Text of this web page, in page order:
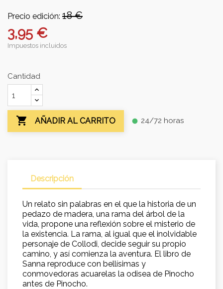
Precio edición: 18 €
3,95 €
Impuestos incluidos
Cantidad
 AÑADIR AL CARRITO fiber_manual_record 24/72 horas
Descripción
Un relato sin palabras en el que la historia de un
pedazo de madera, una rama del árbol de la
vida, propone una reflexión sobre el misterio de
la existencia. La rama, al igual que el inolvidable
personaje de Collodi, decide seguir su propio
camino, y así comienza la aventura. El libro de
Sanna reproduce con bellísimas y
conmovedoras acuarelas la odisea de Pinocho
antes de Pinocho.